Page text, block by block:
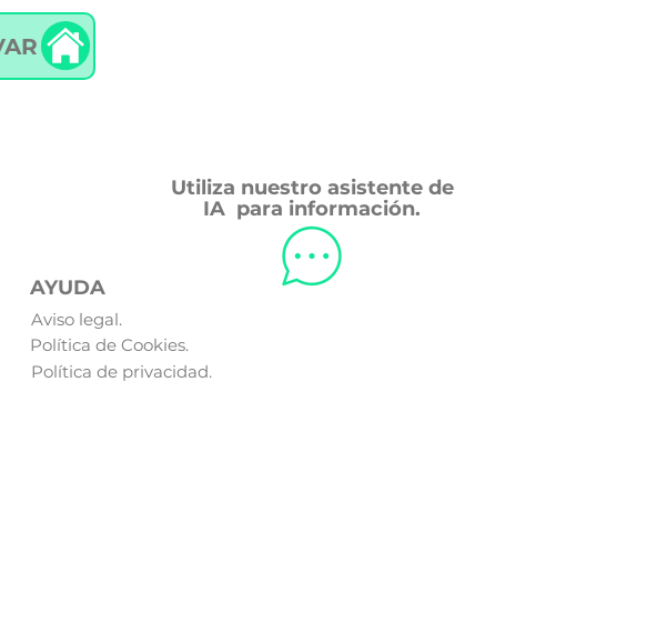
Utiliza nuestro asistente de
IA para información.
AYUDA
Aviso legal.
Política de Cookies.
Política de privacidad.